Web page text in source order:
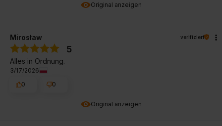
Original anzeigen
Original anzeigen
Mirosław verifiziert
5
Alles in Ordnung.
3/17/2026
0
0